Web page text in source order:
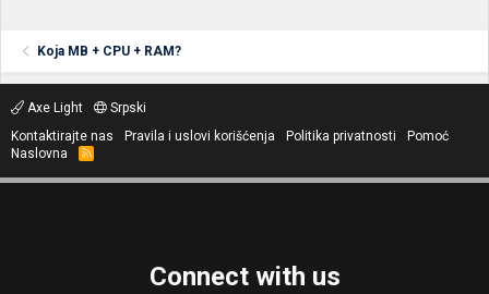
Koja MB + CPU + RAM?
Axe Light
Srpski
Kontaktirajte nas
Pravila i uslovi korišćenja Politika privatnosti
Pomoć
Naslovna
R
S
Connect with us